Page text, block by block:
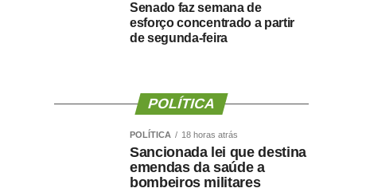
Senado faz semana de
esforço concentrado a partir
de segunda-feira
POLÍTICA
POLÍTICA 18 horas atrás
Sancionada lei que destina
emendas da saúde a
bombeiros militares